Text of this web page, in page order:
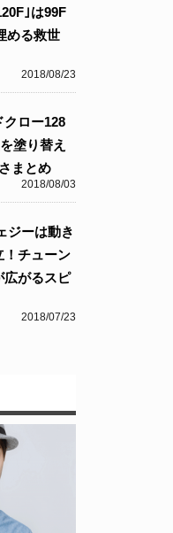
2018/08/23
｣は99F
める救世
2018/08/03
クロー128
塗り替え
まとめ
2018/07/23
ジーは動き
！チューン
広がるスピ